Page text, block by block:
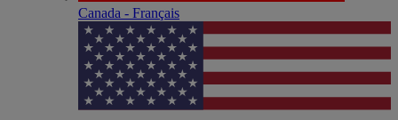
Canada - Français